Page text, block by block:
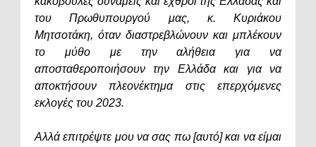
του Πρωθυπουργού μας, κ. Κυριάκου
Μητσοτάκη, όταν διαστρεβλώνουν και μπλέκουν
το μύθο με την αλήθεια για να
αποσταθεροποιήσουν την Ελλάδα και για να
αποκτήσουν πλεονέκτημα στις επερχόμενες
εκλογές του 2023.
Αλλά επιτρέψτε μου να σας πω [αυτό] και να είμαι